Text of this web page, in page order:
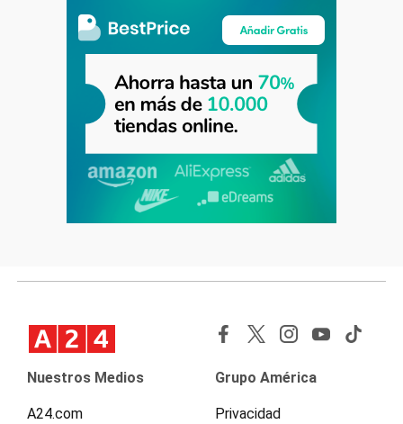
Nuestros Medios
A24.com
Grupo América
Privacidad